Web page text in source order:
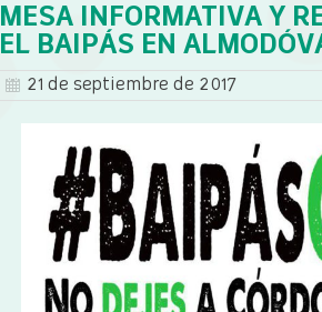
MESA INFORMATIVA Y
EL BAIPÁS EN
21 de septiembre de 2017